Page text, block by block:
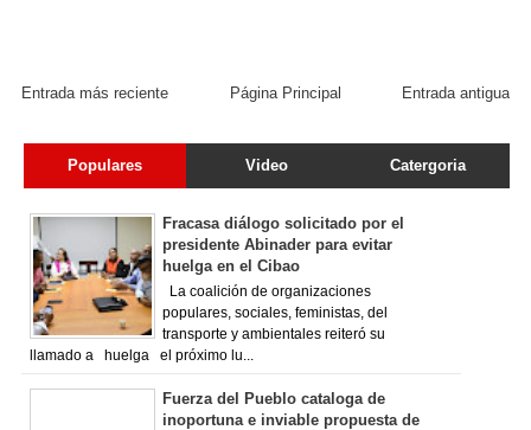
Entrada más reciente Entrada antigua
Página Principal
Populares Video Catergoria
Fracasa diálogo solicitado por el
presidente Abinader para evitar
huelga en el Cibao
La coalición de organizaciones
populares, sociales, feministas, del
transporte y ambientales reiteró su
llamado a huelga el próximo lu...
Fuerza del Pueblo cataloga de
inoportuna e inviable propuesta de